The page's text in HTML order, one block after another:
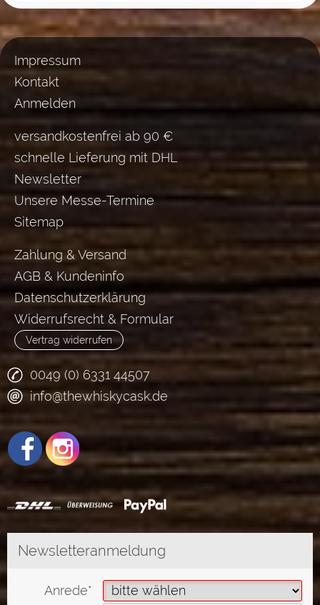
Impressum
Kontakt
Anmelden
versandkostenfrei ab 90 €
schnelle Lieferung mit DHL
Newsletter
Unsere Messe-Termine
Sitemap
Zahlung & Versand
AGB & Kundeninfo
Datenschutzerklärung
Widerrufsrecht & Formular
Vertrag widerrufen
0049 (0) 6331 44507
info@thewhiskycask.de